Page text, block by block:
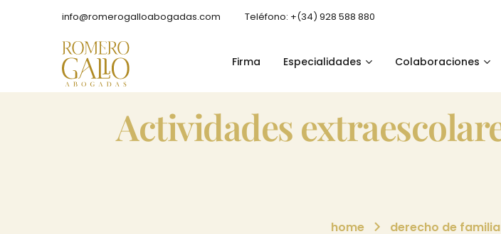
info@romerogalloabogadas.com Teléfono: +(34) 928 588 880
Firma Especialidades Colaboraciones
actividades extraescolares de los hijos: ¿quién debe
home derecho de familia